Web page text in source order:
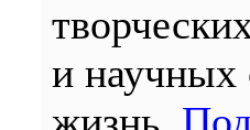
и научных